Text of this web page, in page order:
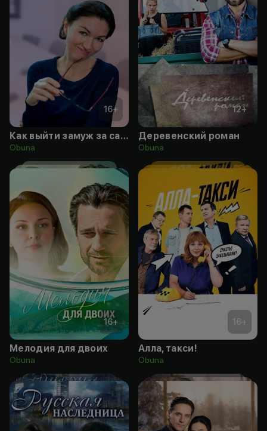
16+
Как выйти замуж за сантехника
Obuna
12+
Деревенский роман
Obuna
16+
Мелодия для двоих
Obuna
16+
Алла, такси!
Obuna